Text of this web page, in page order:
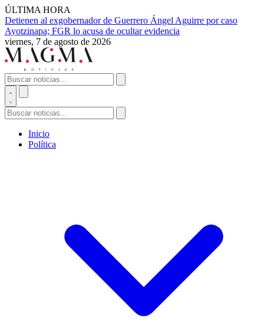
ÚLTIMA HORA
Detienen al exgobernador de Guerrero Ángel Aguirre por caso
Ayotzinapa; FGR lo acusa de ocultar evidencia
viernes, 7 de agosto de 2026
Inicio
Política